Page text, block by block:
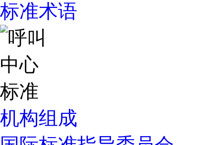
标准术语
机构组成